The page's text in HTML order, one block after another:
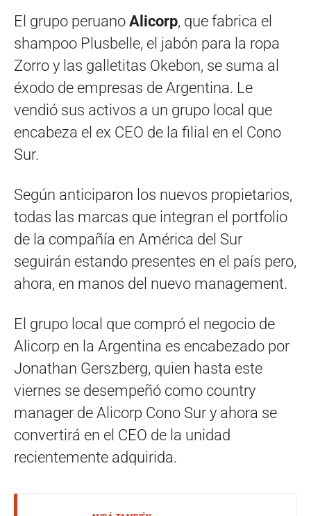
El grupo peruano Alicorp, que fabrica el
shampoo Plusbelle, el jabón para la ropa
Zorro y las galletitas Okebon, se suma al
éxodo de empresas de Argentina. Le
vendió sus activos a un grupo local que
encabeza el ex CEO de la filial en el Cono
Sur.
Según anticiparon los nuevos propietarios,
todas las marcas que integran el portfolio
de la compañía en América del Sur
seguirán estando presentes en el país pero,
ahora, en manos del nuevo management.
El grupo local que compró el negocio de
Alicorp en la Argentina es encabezado por
Jonathan Gerszberg, quien hasta este
viernes se desempeñó como country
manager de Alicorp Cono Sur y ahora se
convertirá en el CEO de la unidad
recientemente adquirida.